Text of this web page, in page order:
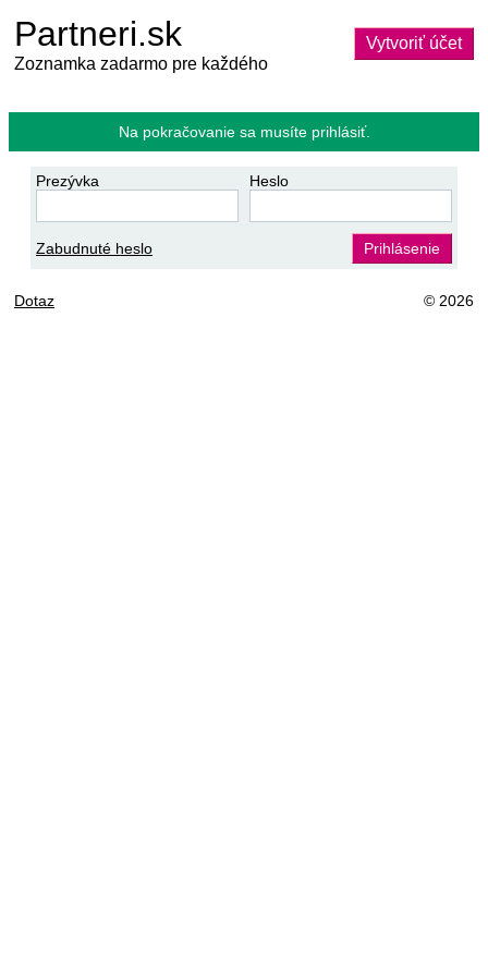
Partneri.sk
Zoznamka zadarmo pre každého
Vytvoriť účet
Na pokračovanie sa musíte prihlásiť.
Prezývka Heslo
Zabudnuté heslo Prihlásenie
Dotaz © 2026